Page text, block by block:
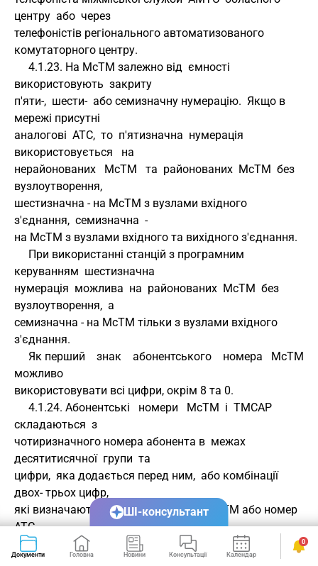
центру  або  через
телефоністів регіонального автоматизованого
комутаторного центру.
використовують  закриту
п'яти-,  шести-  або семизначну нумерацію.  Якщо в
мережі присутні
аналогові  АТС,  то  п'ятизначна  нумерація
використовується   на
нерайонованих   МсТМ   та  районованих  МсТМ  без
вузлоутворення,
шестизначна - на МсТМ з вузлами вхідного
з'єднання,  семизначна  -
на МсТМ з вузлами вхідного та вихідного з'єднання.
керуванням  шестизначна
нумерація  можлива  на  районованих  МсТМ  без
вузлоутворення,  а
семизначна - на МсТМ тільки з вузлами вхідного
з'єднання.
можливо
використовувати всі цифри, окрім 8 та 0.
складаються  з
чотиризначного номера абонента в  межах
десятитисячної  групи  та
цифри,  яка додається перед ним,  або комбінації
двох- трьох цифр,
які визначають номер цієї групи на МсТМ або номер
АТС.
     4.1.25. Крім закритої нумерації однакової
значності,  на МсТМ
Документи Головна Новини Консультації Календар Сервіси
0
ШІ-консультант